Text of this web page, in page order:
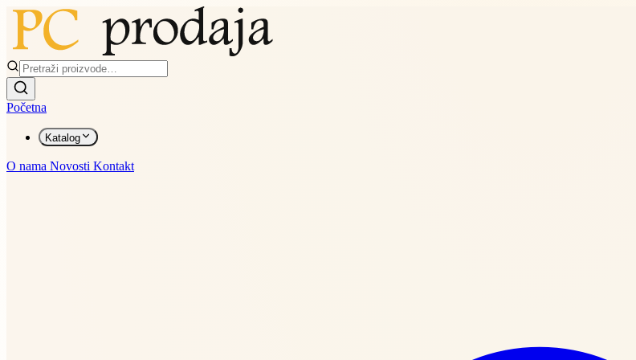
Početna
Katalog
O nama Novosti Kontakt